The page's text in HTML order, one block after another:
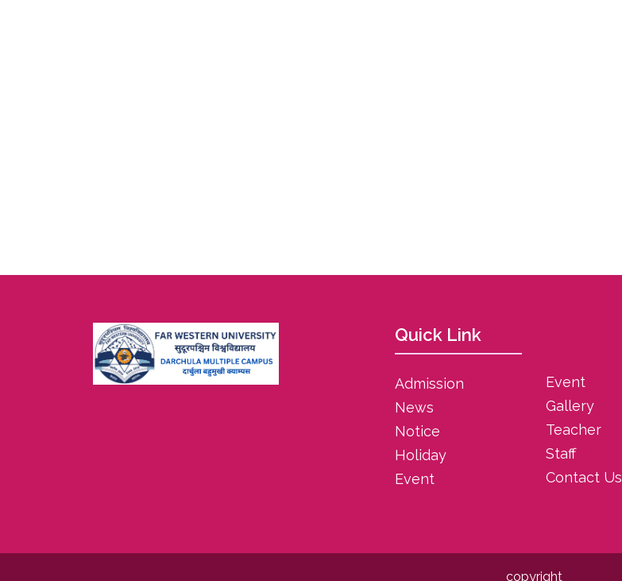
Quick Link
Admission
News
Notice
Holiday
Event
Event
Gallery
Teacher
Staff
Contact Us
copyright